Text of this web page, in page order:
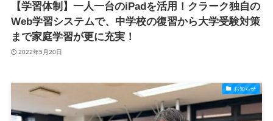
【学習体制】一人一台のiPadを活用！クラーク独自の
Web学習システムで、中学校の復習から大学受験対策
まで家庭学習が更に充実！
2022年5月20日
お知らせ